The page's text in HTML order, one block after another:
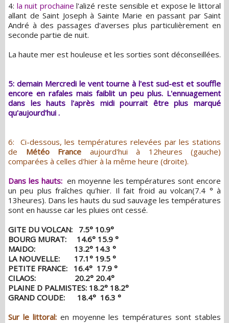
4: la nuit prochaine l'alizé reste sensible et expose le littoral
allant de Saint Joseph à Sainte Marie en passant par Saint
André à des passages d'averses plus particulièrement en
seconde partie de nuit.
La haute mer est houleuse et les sorties sont déconseillées.
5: demain Mercredi le vent tourne à l'est sud-est et souffle
encore en rafales mais faiblit un peu plus. L'ennuagement
dans les hauts l'après midi pourrait être plus marqué
qu'aujourd'hui .
6: Ci-dessous, les températures relevées par les stations
de Météo France aujourd'hui à 12heures (gauche)
comparées à celles d'hier à la même heure (droite).
Dans les hauts:en moyenne les températures sont encore
un peu plus fraîches qu'hier. Il fait froid au volcan(7.4 ° à
13heures). Dans les hauts du sud sauvage les températures
sont en hausse car les pluies ont cessé.
GITE DU VOLCAN: 7.5° 10.9°
BOURG MURAT: 14.6° 15.9 °
MAIDO: 13.2° 14.3 °
LA NOUVELLE: 17.1° 19.5 °
PETITE FRANCE: 16.4° 17.9 °
CILAOS: 20.2° 20.4°
PLAINE D PALMISTES: 18.2° 18.2°
GRAND COUDE: 18.4° 16.3 °
Sur le littoral: en moyenne les températures sont stables